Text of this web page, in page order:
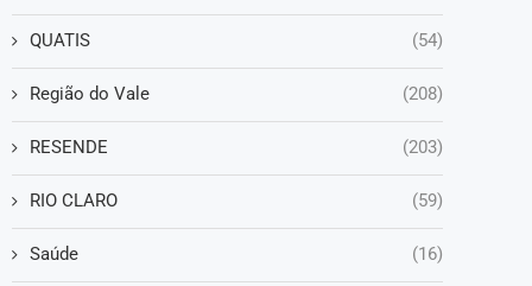
QUATIS (54)
Região do Vale (208)
RESENDE (203)
RIO CLARO (59)
Saúde (16)